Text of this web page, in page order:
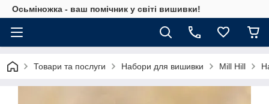
Осьміножка - ваш помічник у світі вишивки!
Товари та послуги Набори для вишивки Mill Hill